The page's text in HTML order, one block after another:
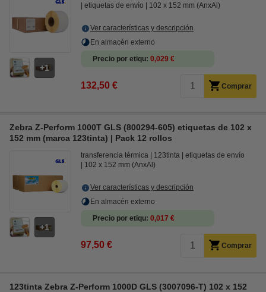
1
etiquetas de envío 102 x 152 mm (AnxAl)
Ver características y descripción
En almacén externo
Precio por etiqu 0,029 €
132,50 € Comprar
Zebra Z-Perform 1000T GLS (800294-605) etiquetas de 102 x
152 mm (marca 123tinta) | Pack 12 rollos
1
transferencia térmica 123tinta
etiquetas de envío
102 x 152 mm (AnxAl)
Ver características y descripción
En almacén externo
Precio por etiqu 0,017 €
97,50 € Comprar
123tinta Zebra Z-Perform 1000D GLS (3007096-T) 102 x 152